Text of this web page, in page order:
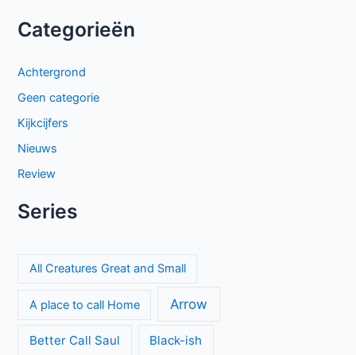
Categorieën
Achtergrond
Geen categorie
Kijkcijfers
Nieuws
Review
Series
All Creatures Great and Small
A place to call Home Arrow
Better Call Saul Black-ish